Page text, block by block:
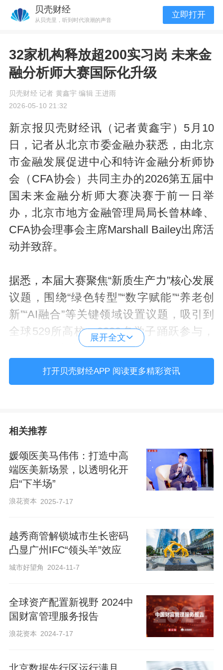
贝壳财经
从贝壳里，听到时代浪潮的声音
立即打开
32家机构释放超200实习岗 未来金
融分析师大赛国际化升级
贝壳财经 记者 黄鑫宇 编辑 王进雨
2026-05-10 21:32
新京报贝壳财经讯（记者黄鑫宇）5月10
日，记者从北京市委金融办获悉，由北京
市金融发展促进中心和特许金融分析师协
会（CFA协会）共同主办的2026第五届中
国未来金融分析师大赛决赛于前一日举
办，北京市地方金融管理局局长曾林峰、
CFA协会理事会主席Marshall Bailey出席活
动并致辞。
据悉，本届大赛聚焦“新质生产力”核心发展
议题，围绕“绿色转型”“数字赋能”“养老创
新”“AI融合”等关键领域设置议题，吸引到
全球529所高校、9239名学子踊跃参与，
全面实现赛事规模和国际化水平量级提
升。经过方案宣讲、现场答辩与专家评审
等环节的激烈角逐，来自南开大学的银河
值得关注的是，本届大赛共得到32家持牌
金融机构及金融服务与研究类机构的支
持，提供超200个实习岗位，覆盖银行、保
险、券商、资管、外资、金融基础设施、
传媒、智库等多个领域，包括中国工商银
银行、中国人保、中国人寿、中国再保、
中金公司、中信建投、银河证券、东方汇
理资管（Amundi）、标普全球（S&P
自2022年启动以来，中国未来金融分析师
大赛已成功举办五届，累计吸引超2万名青
展开全文
打开贝壳财经APP 阅读更多精彩资讯
相关推荐
媛颂医美马伟伟：打造中高
端医美新场景，以透明化开
启“下半场”
浪花资本 2025-7-17
越秀商管解锁城市生长密码
凸显广州IFC“领头羊”效应
城市好望角 2024-11-7
全球资产配置新视野 2024中
国财富管理服务报告
浪花资本 2024-7-17